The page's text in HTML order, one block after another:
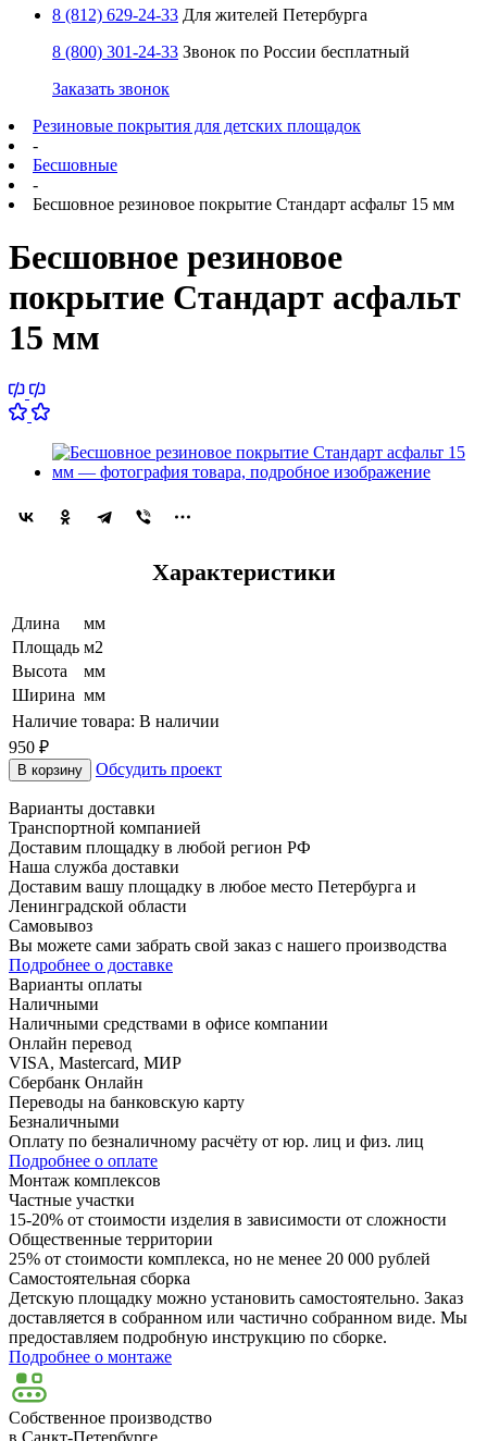
8 (812) 629-24-33 Для жителей Петербурга
8 (800) 301-24-33 Звонок по России бесплатный
Заказать звонок
Резиновые покрытия для детских площадок
-
Бесшовные
-
Бесшовное резиновое покрытие Стандарт асфальт 15 мм
Бесшовное резиновое
покрытие Стандарт асфальт
15 мм
Характеристики
Длина
мм
Площадь м2
Высота
мм
Ширина мм
Наличие товара: В наличии
950 ₽
В корзину Обсудить проект
Варианты доставки
Транспортной компанией
Доставим площадку в любой регион РФ
Наша служба доставки
Доставим вашу площадку в любое место Петербурга и
Ленинградской области
Самовывоз
Вы можете сами забрать свой заказ с нашего производства
Подробнее о доставке
Варианты оплаты
Наличными
Наличными средствами в офисе компании
Онлайн перевод
VISA, Mastercard, МИР
Сбербанк Онлайн
Переводы на банковскую карту
Безналичными
Оплату по безналичному расчёту от юр. лиц и физ. лиц
Подробнее о оплате
Монтаж комплексов
Частные участки
15-20% от стоимости изделия в зависимости от сложности
Общественные территории
25% от стоимости комплекса, но не менее 20 000 рублей
Самостоятельная сборка
Детскую площадку можно установить самостоятельно. Заказ
доставляется в собранном или частично собранном виде. Мы
предоставляем подробную инструкцию по сборке.
Подробнее о монтаже
Собственное производство
в Санкт-Петербурге